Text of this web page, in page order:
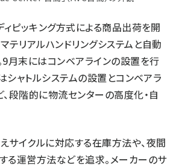
ピッキング方式による商品出荷を開
テリアルハンドリングシステムと自動
9月末にはコンベアラインの設置を行
シャトルシステムの設置とコンベアラ
段階的に物流センターの高度化・自
サイクルに対応する在庫方法や、夜間
る運営方法などを追求。メーカーのサ